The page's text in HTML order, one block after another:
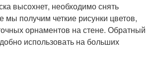
высохнет, необходимо снять
мы получим четкие рисунки цветов,
орнаментов на стене. Обратный
использовать на больших